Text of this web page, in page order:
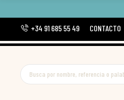
+34 91 685 55 49
CONTACTO